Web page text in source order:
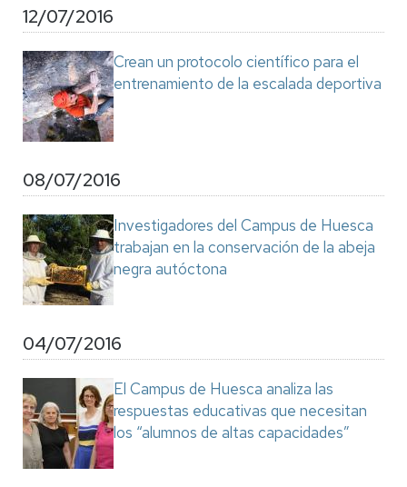
12/07/2016
Crean un protocolo científico para el
entrenamiento de la escalada deportiva
08/07/2016
Investigadores del Campus de Huesca
trabajan en la conservación de la abeja
negra autóctona
04/07/2016
El Campus de Huesca analiza las
respuestas educativas que necesitan
los “alumnos de altas capacidades”